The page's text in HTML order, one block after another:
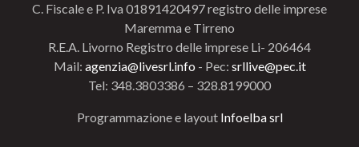
C. Fiscale e P. Iva 01891420497 registro delle imprese
Maremma e Tirreno
R.E.A. Livorno Registro delle imprese Li- 206464
Mail: agenzia@livesrl.info - Pec: srllive@pec.it
Tel: 348.3803386 – 328.8199000
Programmazione e layout Infoelba srl